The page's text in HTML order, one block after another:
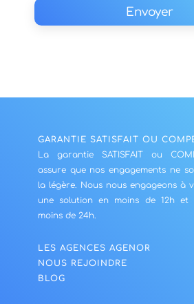
Envoyer
GARANTIE SATISFAIT OU
La garantie SATISFAIT ou
assure que nos engagements ne
la légère. Nous nous engageons à
une solution en moins de 12h et
moins de 24h.
LES AGENCES AGENOR
NOUS REJOINDRE
BLOG